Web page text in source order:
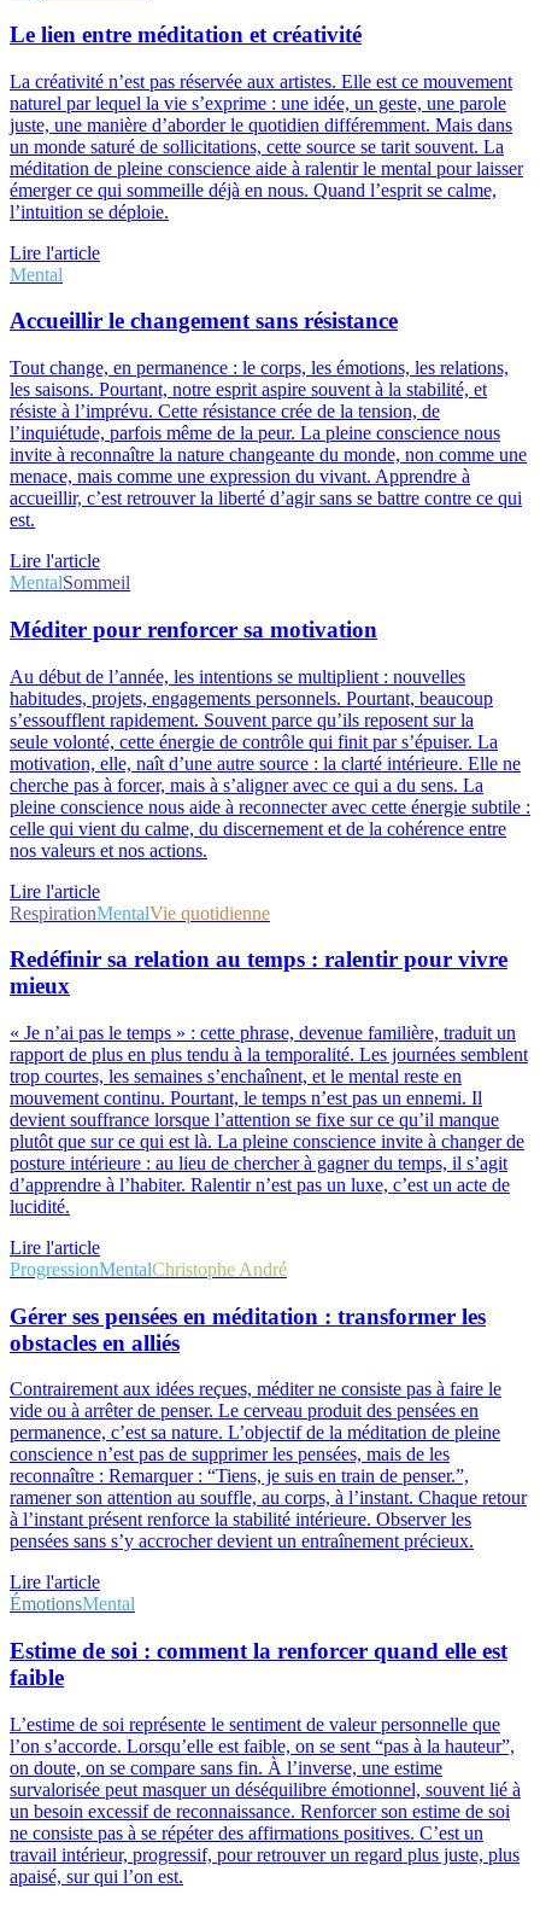
Le lien entre méditation et créativité
La créativité n’est pas réservée aux artistes. Elle est ce mouvement
naturel par lequel la vie s’exprime : une idée, un geste, une parole
juste, une manière d’aborder le quotidien différemment. Mais dans
un monde saturé de sollicitations, cette source se tarit souvent. La
méditation de pleine conscience aide à ralentir le mental pour laisser
émerger ce qui sommeille déjà en nous. Quand l’esprit se calme,
l’intuition se déploie.
Lire l'article
Mental
Accueillir le changement sans résistance
Tout change, en permanence : le corps, les émotions, les relations,
les saisons. Pourtant, notre esprit aspire souvent à la stabilité, et
résiste à l’imprévu. Cette résistance crée de la tension, de
l’inquiétude, parfois même de la peur. La pleine conscience nous
invite à reconnaître la nature changeante du monde, non comme une
menace, mais comme une expression du vivant. Apprendre à
accueillir, c’est retrouver la liberté d’agir sans se battre contre ce qui
est.
Lire l'article
MentalSommeil
Méditer pour renforcer sa motivation
Au début de l’année, les intentions se multiplient : nouvelles
habitudes, projets, engagements personnels. Pourtant, beaucoup
s’essoufflent rapidement. Souvent parce qu’ils reposent sur la
seule volonté, cette énergie de contrôle qui finit par s’épuiser. La
motivation, elle, naît d’une autre source : la clarté intérieure. Elle ne
cherche pas à forcer, mais à s’aligner avec ce qui a du sens. La
pleine conscience nous aide à reconnecter avec cette énergie subtile :
celle qui vient du calme, du discernement et de la cohérence entre
nos valeurs et nos actions.
Lire l'article
RespirationMentalVie quotidienne
Redéfinir sa relation au temps : ralentir pour vivre
mieux
« Je n’ai pas le temps » : cette phrase, devenue familière, traduit un
rapport de plus en plus tendu à la temporalité. Les journées semblent
trop courtes, les semaines s’enchaînent, et le mental reste en
mouvement continu. Pourtant, le temps n’est pas un ennemi. Il
devient souffrance lorsque l’attention se fixe sur ce qu’il manque
plutôt que sur ce qui est là. La pleine conscience invite à changer de
posture intérieure : au lieu de chercher à gagner du temps, il s’agit
d’apprendre à l’habiter. Ralentir n’est pas un luxe, c’est un acte de
lucidité.
Lire l'article
ProgressionMentalChristophe André
Gérer ses pensées en méditation : transformer les
obstacles en alliés
Contrairement aux idées reçues, méditer ne consiste pas à faire le
vide ou à arrêter de penser. Le cerveau produit des pensées en
permanence, c’est sa nature. L’objectif de la méditation de pleine
conscience n’est pas de supprimer les pensées, mais de les
reconnaître : Remarquer : “Tiens, je suis en train de penser.”,
ramener son attention au souffle, au corps, à l’instant. Chaque retour
à l’instant présent renforce la stabilité intérieure. Observer les
pensées sans s’y accrocher devient un entraînement précieux.
Lire l'article
ÉmotionsMental
Estime de soi : comment la renforcer quand elle est
faible
L’estime de soi représente le sentiment de valeur personnelle que
l’on s’accorde. Lorsqu’elle est faible, on se sent “pas à la hauteur”,
on doute, on se compare sans fin. À l’inverse, une estime
survalorisée peut masquer un déséquilibre émotionnel, souvent lié à
un besoin excessif de reconnaissance. Renforcer son estime de soi
ne consiste pas à se répéter des affirmations positives. C’est un
travail intérieur, progressif, pour retrouver un regard plus juste, plus
apaisé, sur qui l’on est.